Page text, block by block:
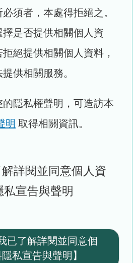
須者，本處得拒絕之。
擇是否提供相關個人資
絕提供相關個人資料，
供相關服務。
隱私權聲明，可造訪本
明 取得相關資訊。
詳閱並同意個人資
私宣告與聲明
已了解詳閱並同意個
私宣告與聲明】